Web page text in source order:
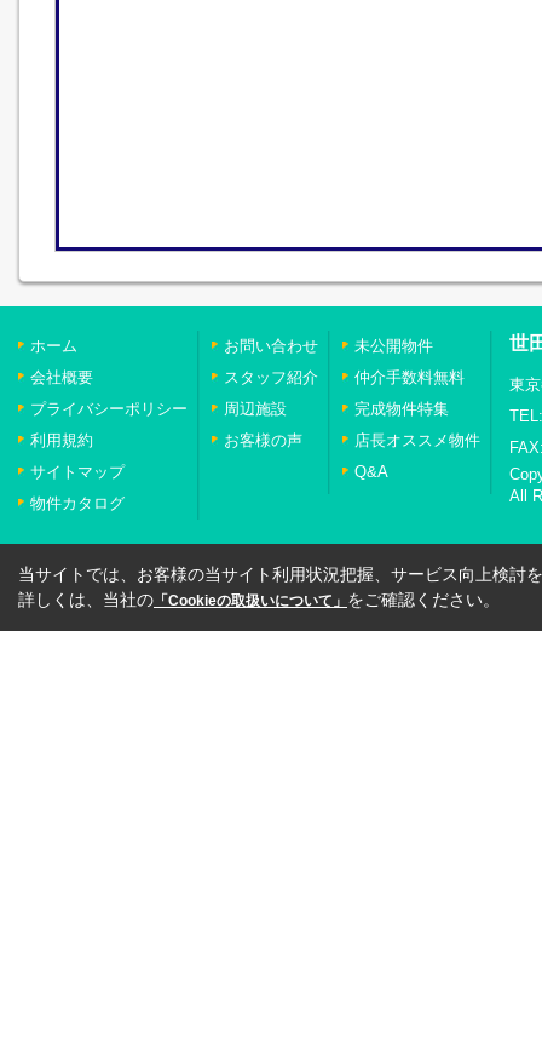
ホーム
会社概要
プライバシーポリシー
利用規約
サイトマップ
物件カタログ
お問い合わせ
スタッフ紹介
周辺施設
お客様の声
未公開物件
仲介手数料無料
完成物件特集
店長オススメ物件
Q&A
世
東
All
当サイトでは、お客様の当サイト利用状況把握、サービス向上検討
詳しくは、当社の 「Cookieの取扱いについて」 をご確認ください。